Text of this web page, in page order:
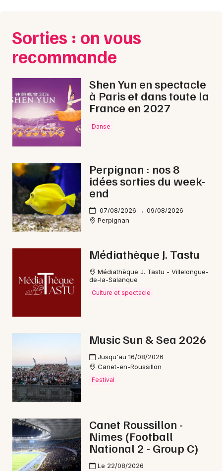
Sorties : on vous
recommande
Shen Yun en spectacle
à Paris et dans toute la
France en 2027
Danse
Perpignan : nos 8
idées sorties du week-
end
07/08/2026 → 09/08/2026
Perpignan
Médiathèque J. Tastu
Médiathèque J. Tastu - Villelongue-
de-la-Salanque
Culture et spectacle
Music Sun & Sea 2026
Jusqu'au 16/08/2026
Canet-en-Roussillon
Festival
Canet Roussillon -
Nimes (Football
National 2 - Group C)
Le 22/08/2026